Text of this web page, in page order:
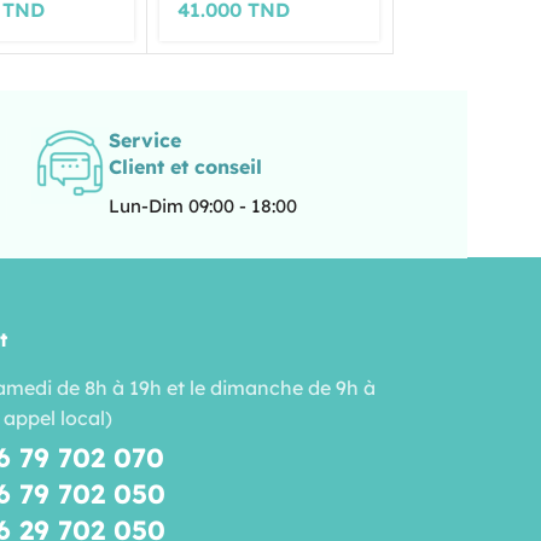
TND 41.000 TND
Service
Client et conseil
Lun-Dim 09:00 - 18:00
de 8h à 19h et le dimanche de 9h à
appel local)
79 702 070
79 702 050
29 702 050